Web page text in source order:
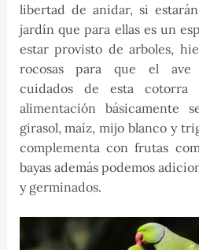
libertad de anidar, si
jardín que para ellas es un
estar provisto de arboles,
rocosas para que el ave
cuidados de esta cotorra
alimentación básicamente
girasol, maíz, mijo blanco y
complementa con frutas
bayas además podemos
y germinados.